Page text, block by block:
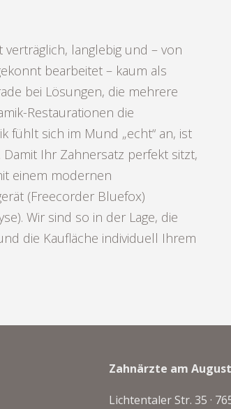
langlebig und – von
bearbeitet – kaum als
bei Lösungen, die mehrere
Restaurationen die
fühlt sich im Mund „echt“ an, ist
Ihr Zahnersatz perfekt sitzt,
einem modernen
(Freecorder Bluefox)
Wir sind so in der Lage, die
die Kaufläche individuell Ihrem
Sind der Zahnersatz und der
aufeinander abgestimmt, ist
nicht gewährleistet oder sogar
Zahntechnikern
Zahnärzte am
Lichtentaler Str. 35 ·